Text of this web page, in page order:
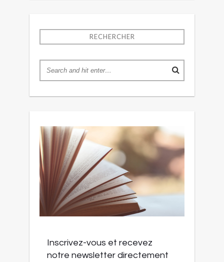
RECHERCHER
Inscrivez-vous et recevez
notre newsletter directement